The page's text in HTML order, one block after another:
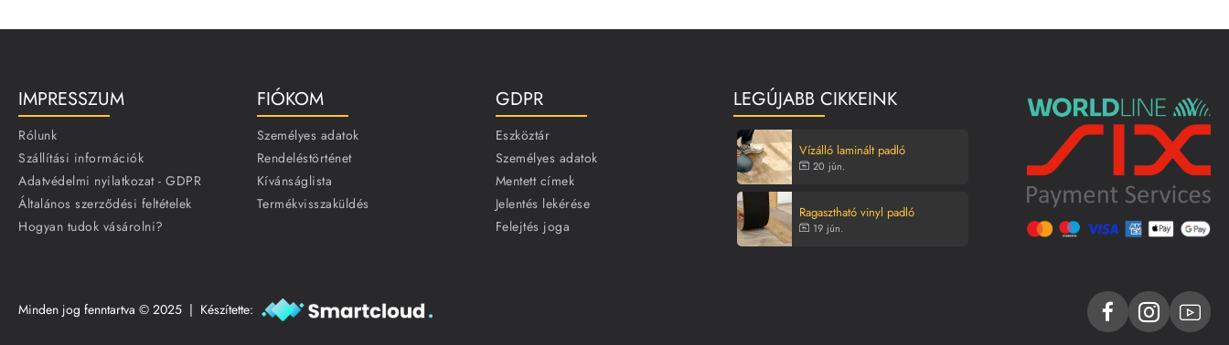
IMPRESSZUM
Rólunk
Szállítási információk
Adatvédelmi nyilatkozat - GDPR
Általános szerződési feltételek
Hogyan tudok vásárolni?
FIÓKOM
Személyes adatok
Rendeléstörténet
Kívánságlista
Termékvisszaküldés
GDPR
Eszköztár
Személyes adatok
Mentett címek
Jelentés lekérése
Felejtés joga
LEGÚJABB CIKKEINK
Vízálló laminált padló
20 jún.
Ragasztható vinyl padló
19 jún.
Minden jog fenntartva © 2025 | Készítette: